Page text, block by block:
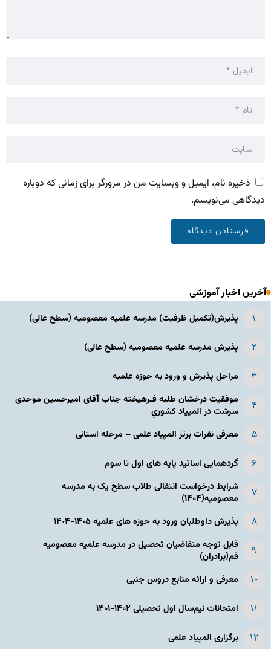
ذخیره نام، ایمیل و وبسایت من در مرورگر برای زمانی که دوباره
دیدگاهی می‌نویسم.
آخرین اخبار آموزشی
پذیرش(تکمیل ظرفیت) مدرسه علمیه معصومیه‌ (سطح عالی)
پذیرش مدرسه علمیه معصومیه‌ (سطح عالی)
مراحل پذیرش و ورود به حوزه علمیه
موفقیت درخشان طلبه فـرهیخته جناب آقای امیرحسین موحدی
سرشت در المپياد كشوري
معرفی نفرات برتر المپیاد علمی – مرحله استانی
گردهمایی اساتید پایه های اول تا سوم
شرایط درخواست انتقالی طلاب سطح یک به مدرسه
معصومیه(۱۴۰۴)
پذیرش داوطلبان ورود به حوزه های علمیه ١۴٠۵-١۴٠۴
قابل توجه متقاضیان تحصیل در مدرسه علمیه معصومیه
قم(برادران)
معرفی و ارائه منابع دروس جنبی
امتحانات نیم‌سال اول تحصیلی ۱۴۰۲-۱۴۰۱
برگزاری المپیاد علمی